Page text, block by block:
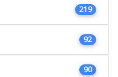
219
92
90